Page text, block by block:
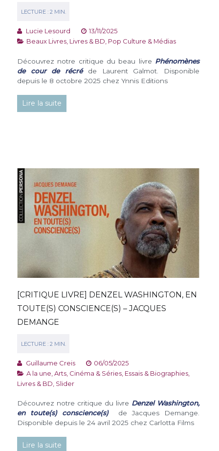
Lucie Lesourd
13/11/2025
Beaux Livres, Livres & BD, Pop Culture & Médias
Découvrez notre critique du beau livre Phénomènes
de cour de récréde Laurent Galmot. Disponible
depuis le 8 octobre 2025 chez Ynnis Editions
Lire la suite
[CRITIQUE LIVRE] DENZEL WASHINGTON, EN
TOUTE(S) CONSCIENCE(S) – JACQUES
DEMANGE
Guillaume Creis
06/05/2025
A la une,Arts, Cinéma & Séries, Essais & Biographies,
Livres & BD, Slider
Découvrez notre critique du livre Denzel Washington,
en toute(s) conscience(s)de Jacques Demange.
Disponible depuis le 24 avril 2025 chez Carlotta Films
Lire la suite